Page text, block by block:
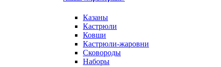
Казаны
Кастрюли
Ковши
Кастрюли-жаровни
Сковороды
Наборы